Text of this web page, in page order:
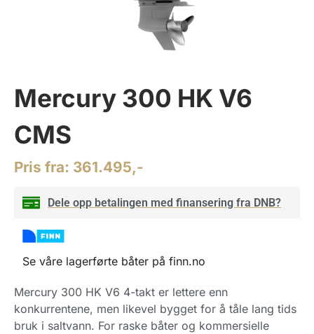
Mercury 300 HK V6
CMS
Pris fra: 361.495,-
Dele opp betalingen med finansering fra DNB?
Se våre lagerførte båter på finn.no
Mercury 300 HK V6 4-takt er lettere enn
konkurrentene, men likevel bygget for å tåle lang tids
bruk i saltvann. For raske båter og kommersielle